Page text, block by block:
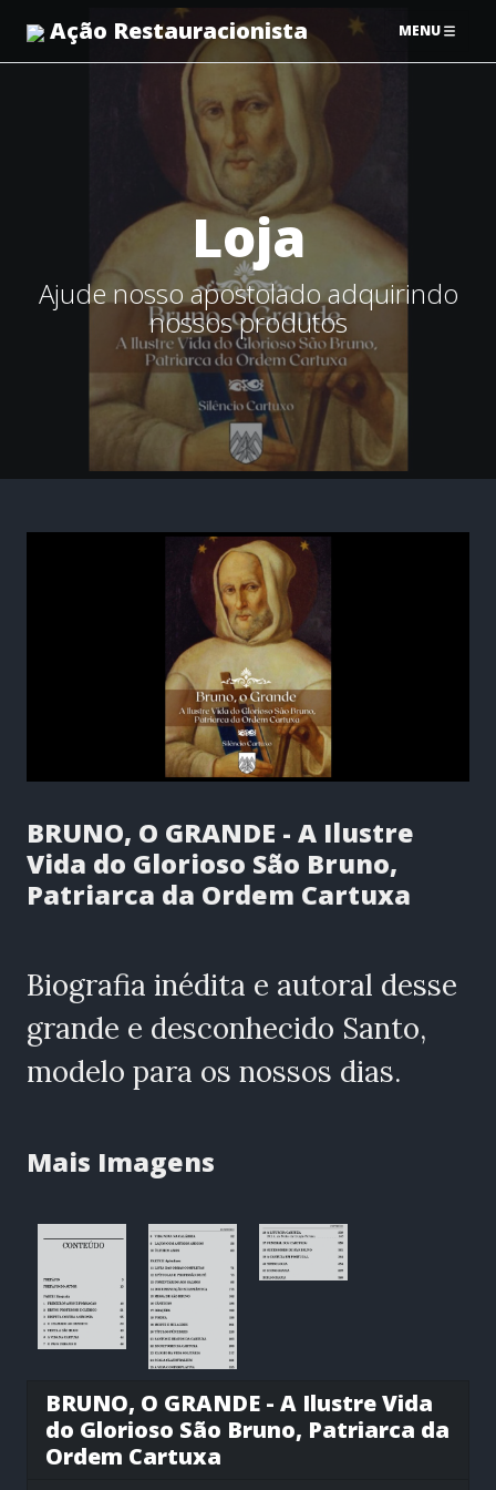
Ação Restauracionista MENU
Loja
Ajude nosso apostolado adquirindo
nossos produtos
BRUNO, O GRANDE - A Ilustre
Vida do Glorioso São Bruno,
Patriarca da Ordem Cartuxa
Biografia inédita e autoral desse
grande e desconhecido Santo,
modelo para os nossos dias.
Mais Imagens
BRUNO, O GRANDE - A Ilustre Vida
do Glorioso São Bruno, Patriarca da
Ordem Cartuxa